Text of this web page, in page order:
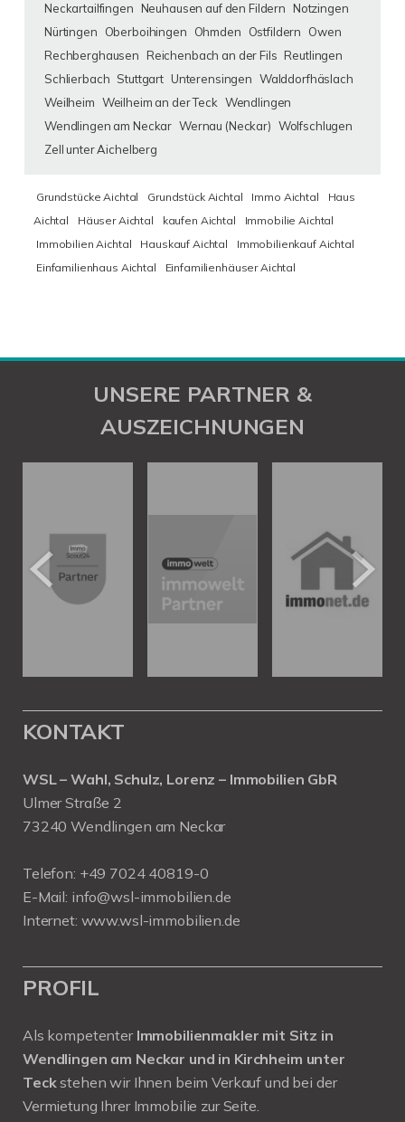
Neckartailfingen
Neuhausen auf den Fildern
Notzingen
Nürtingen
Oberboihingen Ohmden Ostfildern
Owen
Rechberghausen
Reichenbach an der Fils Reutlingen
Schlierbach Stuttgart Unterensingen Walddorfhäslach
Weilheim Weilheim an der Teck Wendlingen
Wendlingen am Neckar Wernau (Neckar) Wolfschlugen
Zell unter Aichelberg
Grundstücke Aichtal Grundstück Aichtal Immo Aichtal
Haus
Aichtal
Häuser Aichtal kaufen Aichtal
Immobilie Aichtal
Immobilien Aichtal
Hauskauf Aichtal
Immobilienkauf Aichtal
Einfamilienhaus Aichtal
Einfamilienhäuser Aichtal
UNSERE PARTNER &
AUSZEICHNUNGEN
KONTAKT
WSL – Wahl, Schulz, Lorenz – Immobilien GbR
Ulmer Straße 2
73240 Wendlingen am Neckar
Telefon: +49 7024 40819-0
E-Mail: info@wsl-immobilien.de
Internet: www.wsl-immobilien.de
PROFIL
Als kompetenter Immobilienmakler mit Sitz in
Wendlingen am Neckar und in Kirchheim unter
Teckstehen wir Ihnen beim Verkauf und bei der
Vermietung Ihrer Immobilie zur Seite.